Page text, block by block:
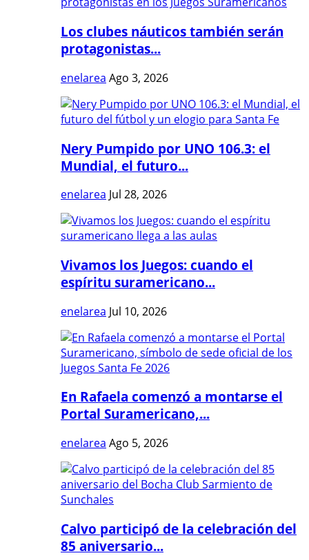
Los clubes náuticos también serán
protagonistas...
enelarea Ago 3, 2026
Nery Pumpido por UNO 106.3: el
Mundial, el futuro...
enelarea Jul 28, 2026
Vivamos los Juegos: cuando el
espíritu suramericano...
enelarea Jul 10, 2026
En Rafaela comenzó a montarse el
Portal Suramericano,...
enelarea Ago 5, 2026
Calvo participó de la celebración del
85 aniversario...